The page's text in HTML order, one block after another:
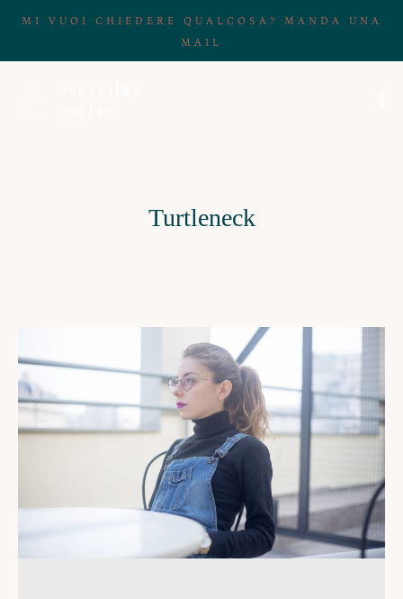
MI VUOI CHIEDERE QUALCOSA? MANDA UNA
MAIL
Turtleneck